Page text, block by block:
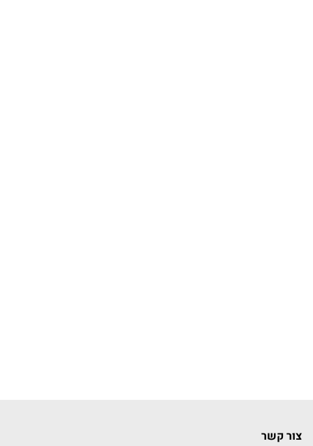
צור קשר